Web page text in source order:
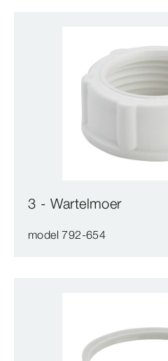
3 - Wartelmoer
model 792-654